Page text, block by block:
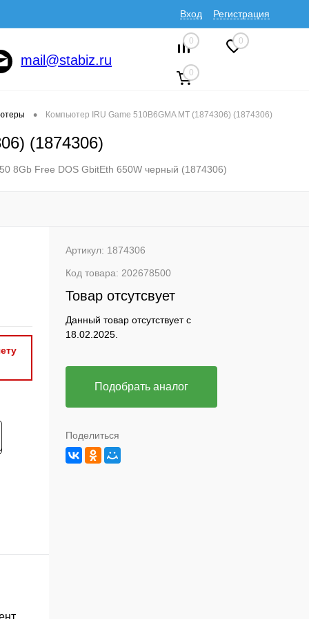
Вход Регистрация
mail@stabiz.ru
0 0
0
• Компьютер IRU Game 510B6GMA MT (1874306) (1874306)
(1874306)
8Gb Free DOS GbitEth 650W черный (1874306)
Артикул: 1874306
Код товара: 202678500
Товар отсутсвует
Данный товар отсутствует с
18.02.2025.
Подобрать аналог
Поделиться